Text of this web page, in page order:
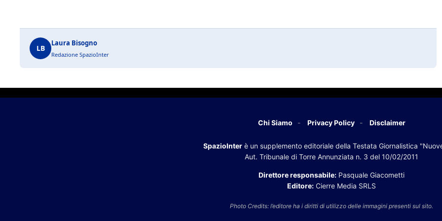
LB
Laura Bisogno
Redazione SpazioInter
Chi Siamo Privacy Policy Disclaimer
SpazioInterè un supplemento editoriale della Testata Giornalistica
Aut. Tribunale di Torre Annunziata n. 3 del 10/02/2011
Direttore responsabile: Pasquale Giacometti
Editore: Cierre Media SRLS
Photo Credits: l’editore ha i diritti di utilizzo delle immagini presenti sul sito.